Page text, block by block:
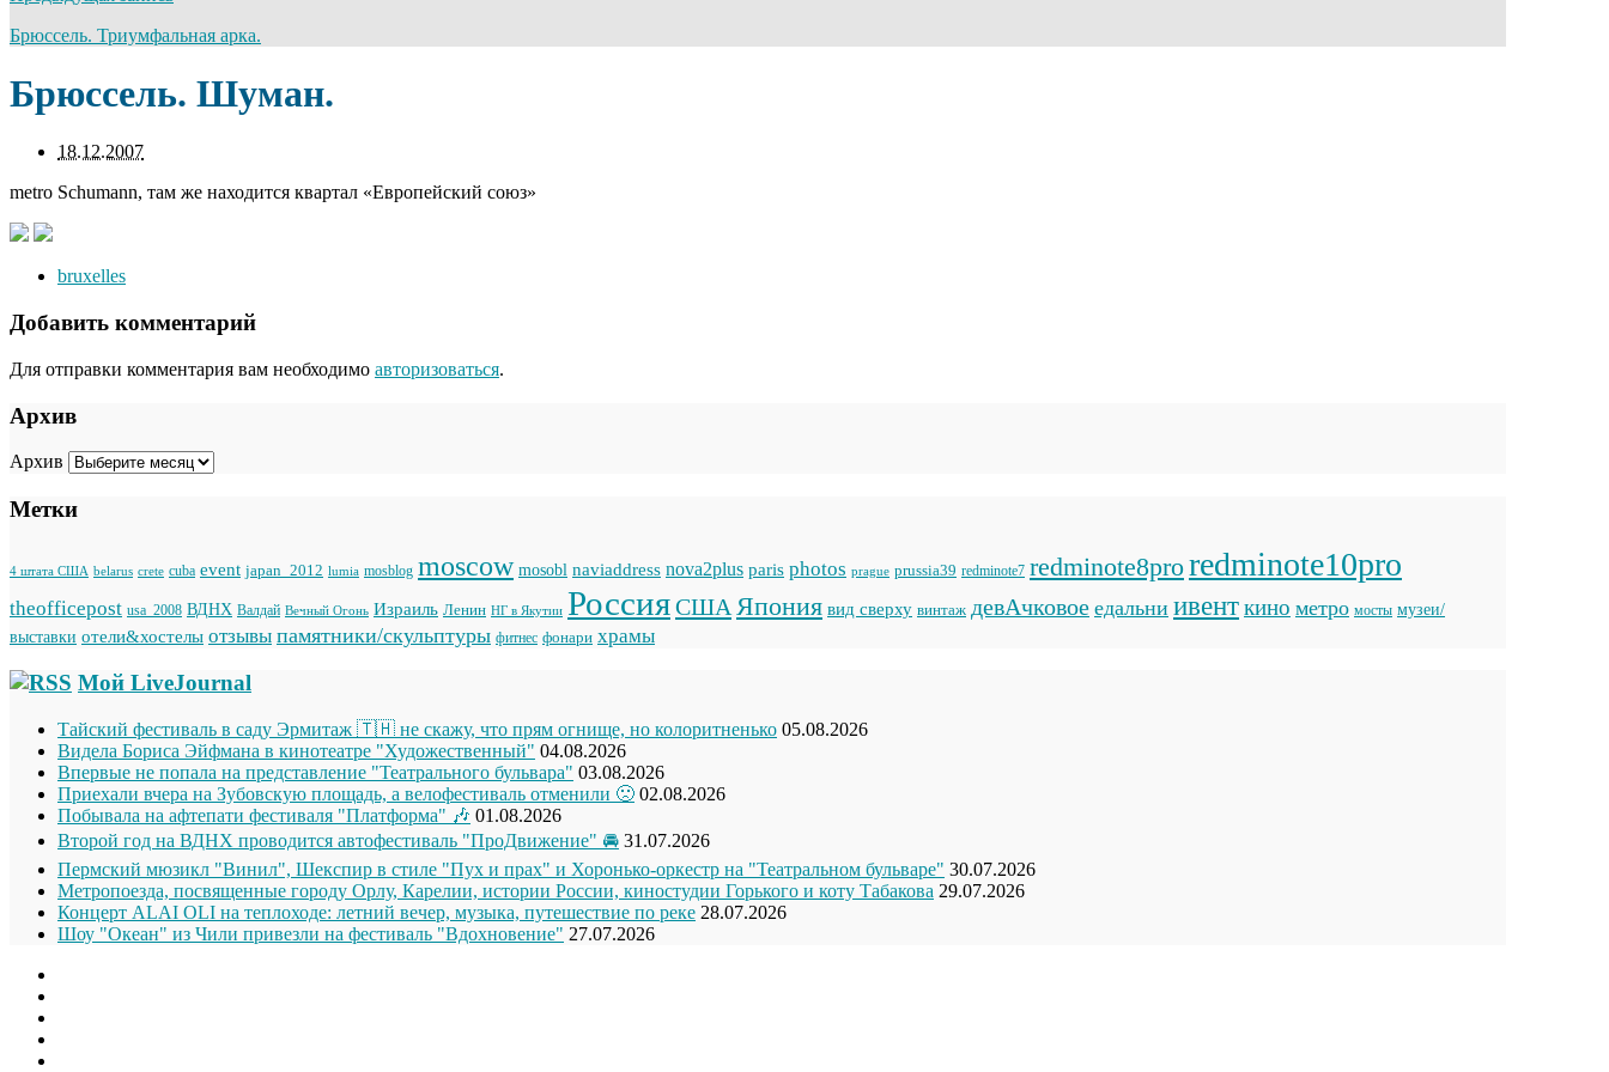
Брюссель. Триумфальная арка.
Брюссель. Шуман.
18.12.2007
metro Schumann, там же находится квартал «Европейский союз»
bruxelles
Добавить комментарий
Для отправки комментария вам необходимо авторизоваться.
Архив
Архив
Метки
4 штата США belarus crete cuba event japan_2012 lumia mosblog moscow mosobl naviaddress nova2plus paris photos prague prussia39 redminote7 redminote8proredminote10pro
theofficepost usa_2008 ВДНХ Валдай Вечный Огонь Израиль Ленин НГ в Якутии РоссияСША Япония вид сверху винтаж девАчковое едальни ивенткино метро мосты музеи/
выставки отели&хостелы отзывы памятники/скульптуры фитнес фонари храмы
Мой LiveJournal
Тайский фестиваль в саду Эрмитаж 🇹🇭 не скажу, что прям огнище, но колоритненько 05.08.2026
Видела Бориса Эйфмана в кинотеатре "Художественный" 04.08.2026
Впервые не попала на представление "Театрального бульвара" 03.08.2026
Приехали вчера на Зубовскую площадь, а велофестиваль отменили 🙁 02.08.2026
Побывала на афтепати фестиваля "Платформа" 🎶 01.08.2026
Второй год на ВДНХ проводится автофестиваль "ПроДвижение" 🚘 31.07.2026
Пермский мюзикл "Винил", Шекспир в стиле "Пух и прах" и Хоронько-оркестр на "Театральном бульваре" 30.07.2026
Метропоезда, посвященные городу Орлу, Карелии, истории России, киностудии Горького и коту Табакова 29.07.2026
Концерт ALAI OLI на теплоходе: летний вечер, музыка, путешествие по реке 28.07.2026
Шоу "Океан" из Чили привезли на фестиваль "Вдохновение" 27.07.2026